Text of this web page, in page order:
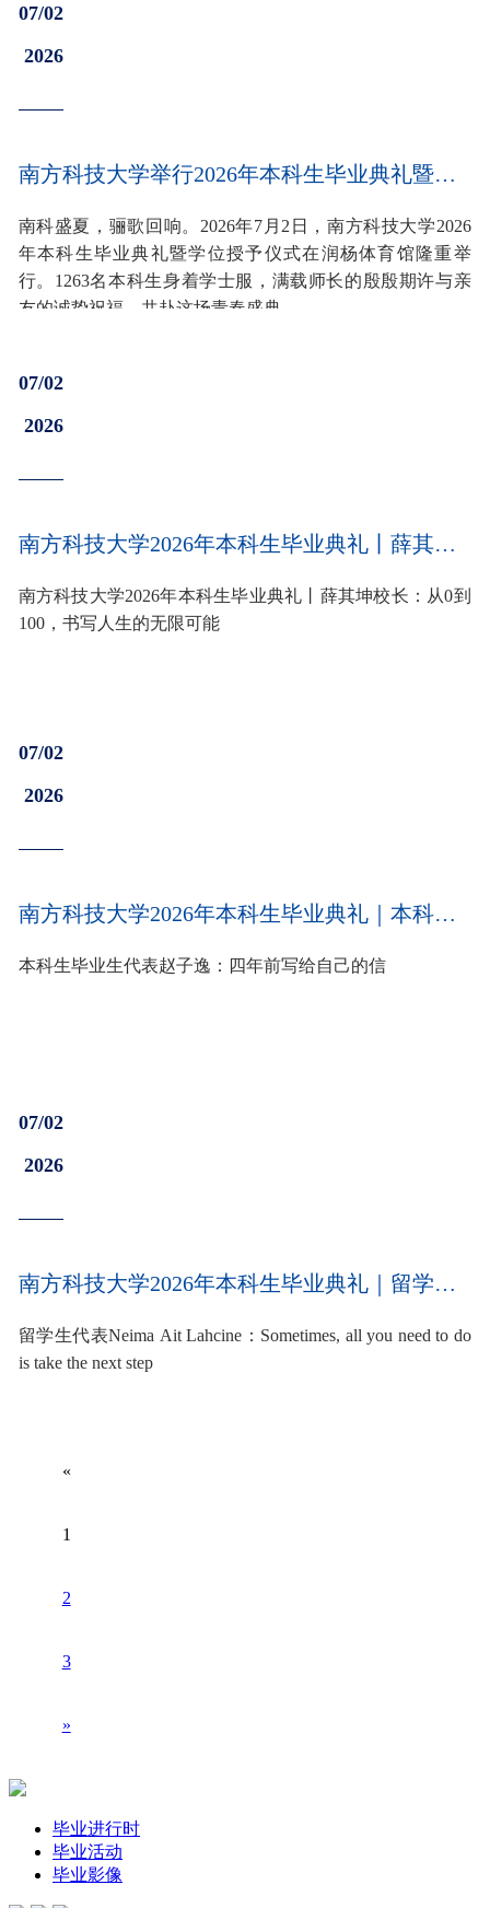
07/02
2026
南方科技大学举行2026年本科生毕业典礼暨学位授予仪式
南科盛夏，骊歌回响。2026年7月2日，南方科技大学2026
年本科生毕业典礼暨学位授予仪式在润杨体育馆隆重举
行。1263名本科生身着学士服，满载师长的殷殷期许与亲
友的诚挚祝福，共赴这场青春盛典。
07/02
2026
南方科技大学2026年本科生毕业典礼丨薛其坤校长：从0到100，书写人生的无限可能
南方科技大学2026年本科生毕业典礼丨薛其坤校长：从0到
100，书写人生的无限可能
07/02
2026
南方科技大学2026年本科生毕业典礼｜本科生毕业生代表赵子逸：四年前写给自己的信
本科生毕业生代表赵子逸：四年前写给自己的信
07/02
2026
南方科技大学2026年本科生毕业典礼｜留学生代表Neima Ait Lahcine：Sometimes, all you need to do is take the next step
留学生代表Neima Ait Lahcine：Sometimes, all you need to do
is take the next step
«
1
2
3
»
毕业进行时
毕业活动
毕业影像